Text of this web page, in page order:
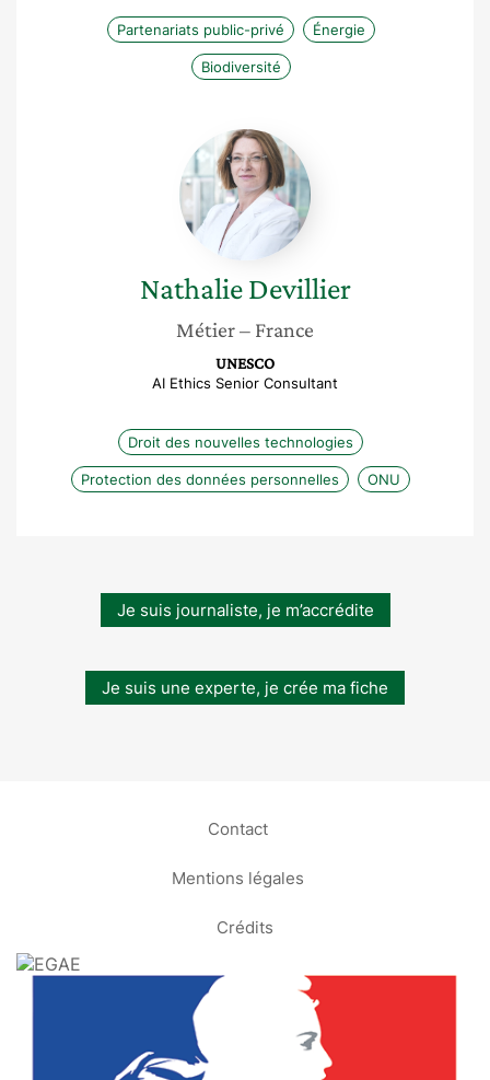
Partenariats public-privé Énergie
Biodiversité
Nathalie
Devillier
Nathalie Devillier
Métier– France
UNESCO
AI Ethics Senior Consultant
Droit des nouvelles technologies
Protection des données personnelles ONU
Je suis journaliste, je m’accrédite
Je suis une experte, je crée ma fiche
Contact
Mentions légales
Crédits